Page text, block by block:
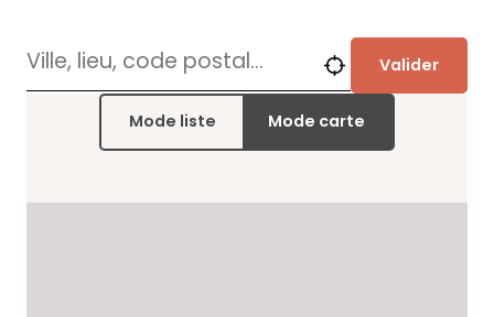
Valider
Mode liste Mode carte